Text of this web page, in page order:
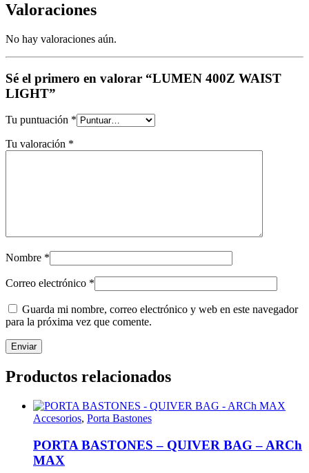
Valoraciones
No hay valoraciones aún.
Sé el primero en valorar “LUMEN 400Z WAIST
LIGHT”
Tu puntuación *
Tu valoración *
Nombre *
Correo electrónico *
Guarda mi nombre, correo electrónico y web en este navegador
para la próxima vez que comente.
Productos relacionados
Accesorios, Porta Bastones
PORTA BASTONES – QUIVER BAG – ARCh
MAX